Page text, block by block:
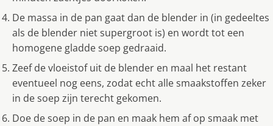
De massa in de pan gaat dan de blender in (in gedeeltes
als de blender niet supergroot is) en wordt tot een
homogene gladde soep gedraaid.
Zeef de vloeistof uit de blender en maal het restant
eventueel nog eens, zodat echt alle smaakstoffen zeker
in de soep zijn terecht gekomen.
Doe de soep in de pan en maak hem af op smaak met